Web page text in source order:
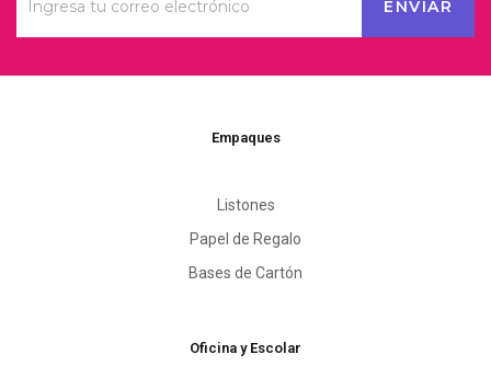
Empaques
Listones
Papel de Regalo
Bases de Cartón
Oficina y Escolar